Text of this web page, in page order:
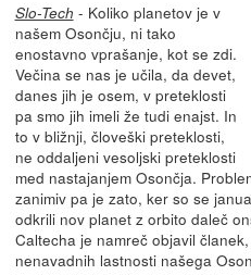
Slo-Tech - Koliko planetov je v
našem Osončju, ni tako
enostavno vprašanje, kot se zdi.
Večina se nas je učila, da devet,
danes jih je osem, v preteklosti
pa smo jih imeli že tudi enajst. In
to v bližnji, človeški preteklosti,
ne oddaljeni vesoljski preteklosti
med nastajanjem Osončja.
zanimiv pa je zato, ker so se
odkrili nov planet z orbito daleč
Caltecha je namreč objavil
nenavadnih lastnosti našega